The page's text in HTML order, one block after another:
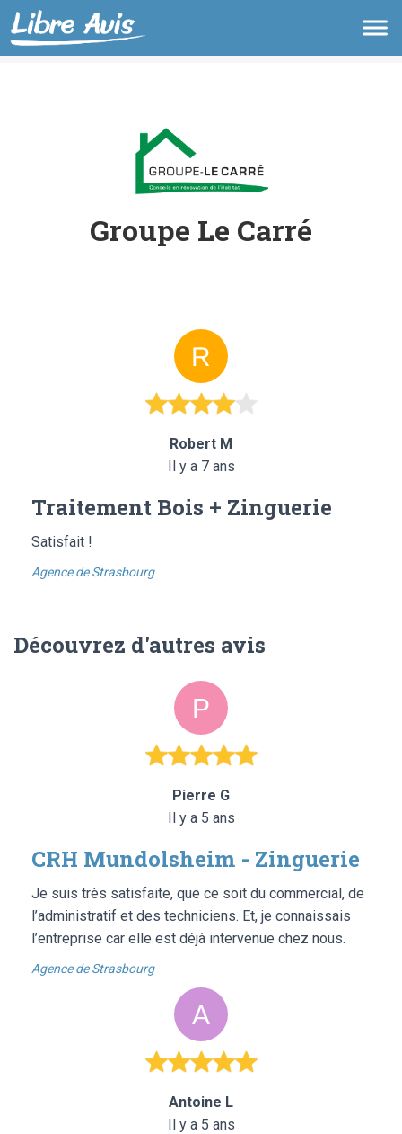
Groupe Le Carré
Robert M
Il y a 7 ans
Traitement Bois + Zinguerie
Satisfait !
Agence de Strasbourg
Découvrez d'autres avis
Pierre G
Il y a 5 ans
CRH Mundolsheim - Zinguerie
Je suis très satisfaite, que ce soit du commercial, de
l’administratif et des techniciens. Et, je connaissais
l’entreprise car elle est déjà intervenue chez nous.
Agence de Strasbourg
Antoine L
Il y a 5 ans